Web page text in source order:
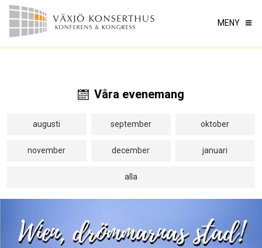
MENY
Våra evenemang
augusti september oktober
november december januari
alla